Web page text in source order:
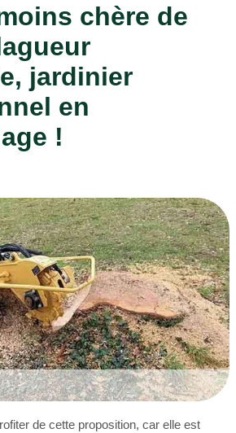
chère de
jardinier
en
!
de cette proposition, car elle est